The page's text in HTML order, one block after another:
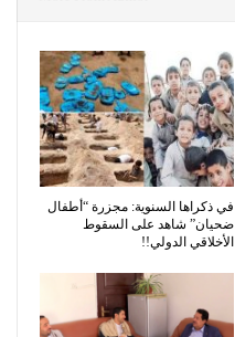
في ذكراها السنوية: مجزرة “أطفال
ضحيان” شاهد على السقوط
الأخلاقي الدولي!!